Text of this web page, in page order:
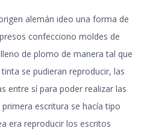
alemán ideo una forma de
confecciono moldes de
de plomo de manera tal que
se pudieran reproducir, las
entre sí para poder realizar las
escritura se hacía tipo
era reproducir los escritos